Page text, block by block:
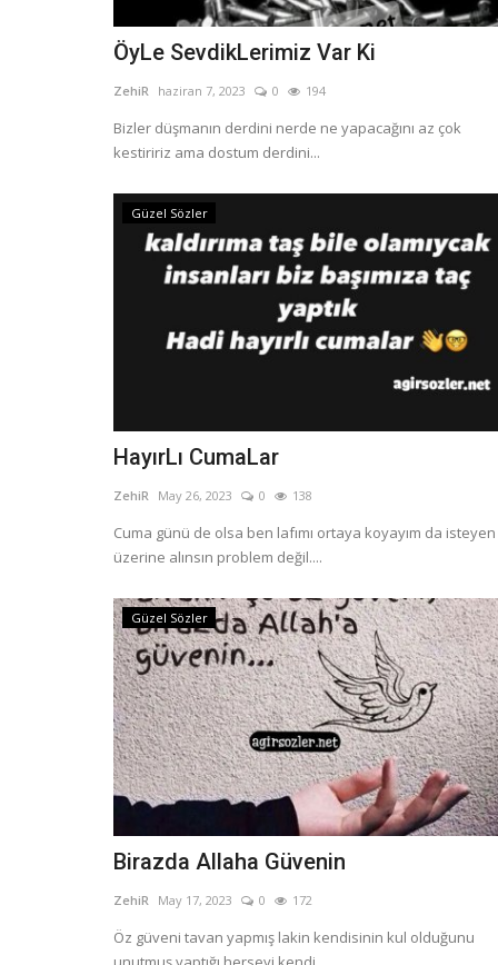
ÖyLe SevdikLerimiz Var Ki
ZehiR haziran 7, 2023 0 194
Bizler düşmanın derdini nerde ne yapacağını az çok
kestiririz ama dostum derdini...
Güzel Sözler
HayırLı CumaLar
ZehiR May 26, 2023 0 138
Cuma günü de olsa ben lafımı ortaya koyayım da isteyen
üzerine alınsın problem değil....
Güzel Sözler
Birazda Allaha Güvenin
ZehiR May 17, 2023 0 172
Öz güveni tavan yapmış lakin kendisinin kul olduğunu